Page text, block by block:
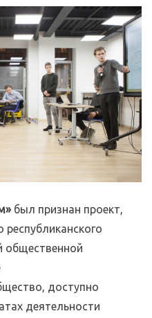
был признан проект,
общественной
доступно
деятельности